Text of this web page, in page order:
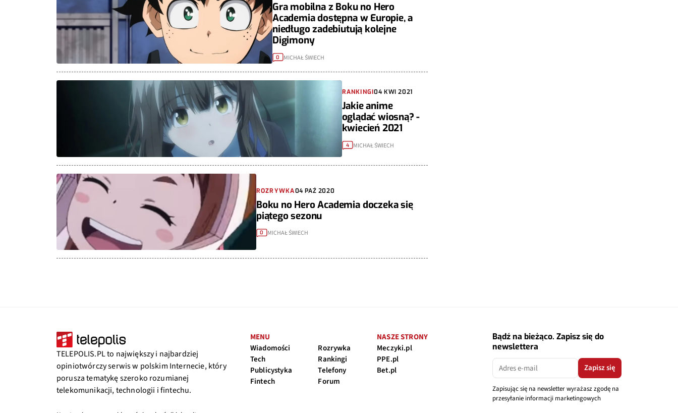
Gra mobilna z Boku no Hero
Academia dostępna w Europie, a
niedługo zadebiutują kolejne
Digimony
0 MICHAŁ ŚWIECH
RANKINGI04 KWI 2021
Jakie anime
oglądać wiosną? -
kwiecień 2021
4 MICHAŁ ŚWIECH
ROZRYWKA04 PAŹ 2020
Boku no Hero Academia doczeka się
piątego sezonu
0 MICHAŁ ŚWIECH
TELEPOLIS.PL to największy i najbardziej
opiniotwórczy serwis w polskim Internecie, który
porusza tematykę szeroko rozumianej
telekomunikacji, technologii i fintechu.
MENU
Wiadomości
Tech
Publicystyka
Fintech
Rozrywka
Rankingi
Telefony
Forum
NASZE STRONY
Meczyki.pl
PPE.pl
Bet.pl
Bądź na bieżąco. Zapisz się do
newslettera
Zapisz się
Zapisując się na newsletter wyrażasz zgodę na
przesyłanie informacji marketingowych